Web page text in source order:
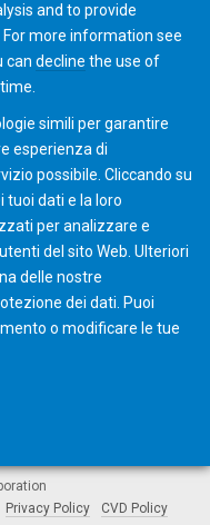
difficili
Privacy Policy
CVD Policy
and to provide
more information see
can decline the use of
simili per garantire
esperienza di
possibile. Cliccando su
dati e la loro
per analizzare e
del sito Web. Ulteriori
delle nostre
dei dati. Puoi
o modificare le tue